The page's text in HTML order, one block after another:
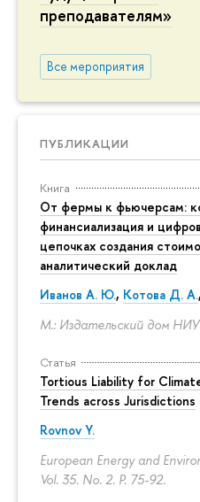
преподавателям»
Все мероприятия
ПУБЛИКАЦИИ
Книга
От фермы к фьючерсам:
финансиализация и
цепочках создания
аналитический доклад
Иванов А. Ю., Котова Д. А.,
М.: Издательский дом
Статья
Tortious Liability for
Trends across Jurisdictions
Rovnov Y.
European Energy and
Vol. 35. No. 2. P. 75-92.